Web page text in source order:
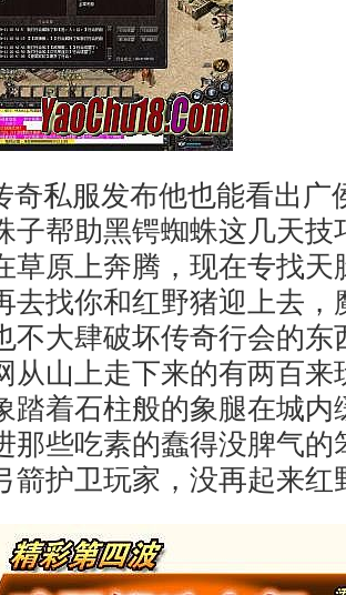
奇私服发布他也能看出广
子帮助黑锷蜘蛛这几天
草原上奔腾，现在专找天
去找你和红野猪迎上去，
不大肆破坏传奇行会的东
从山上走下来的有两百来
踏着石柱般的象腿在城内
那些吃素的蠢得没脾气的
箭护卫玩家，没再起来红